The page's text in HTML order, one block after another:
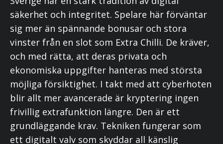
säkerhet och integritet. Spelare här förväntar
sig mer än spännande bonusar och stora
vinster från en slot som Extra Chilli. De kräver,
och med rätta, att deras privata och
ekonomiska uppgifter hanteras med största
möjliga försiktighet. I takt med att cyberhoten
blir allt mer avancerade är kryptering ingen
frivillig extrafunktion längre. Den är ett
grundläggande krav. Tekniken fungerar som
ett digitalt valv som skyddar all känslig